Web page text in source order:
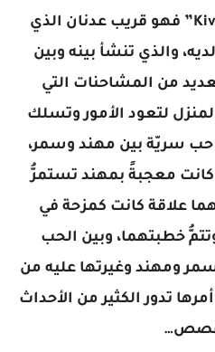
أمَّا مهند “Kivanc Tatlitug” فهو قريب عدنان الذي
والذي تنشأ بينه وبين
من المشاحنات التي
لتعود الأمور وتسلك
حب سريّة بين مهند وسمر،
كانت معجبةً بمهند تستمرُّ
علاقة كانت كمزحة في
وتتمُّ خطبتهما، وبين الحب
ومهند وغيرتها عليه من
تدور الكثير من الأحداث